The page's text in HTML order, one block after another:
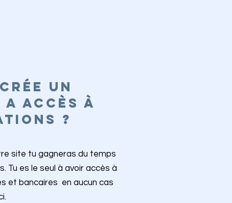
UN
ACCÈS À
?
site tu gagneras du temps
Tu es le seul à avoir accès à
et bancaires en aucun cas